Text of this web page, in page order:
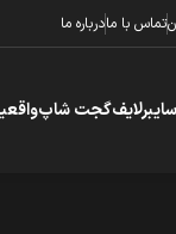
تماس با مادرباره ما
گجت شاپ